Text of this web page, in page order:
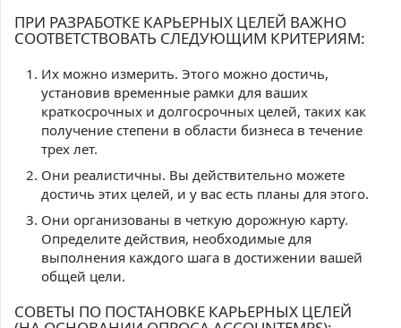
ПРИ РАЗРАБОТКЕ КАРЬЕРНЫХ ЦЕЛЕЙ ВАЖНО
СООТВЕТСТВОВАТЬ СЛЕДУЮЩИМ КРИТЕРИЯМ:
Их можно измерить. Этого можно достичь,
установив временные рамки для ваших
краткосрочных и долгосрочных целей, таких как
получение степени в области бизнеса в течение
трех лет.
Они реалистичны. Вы действительно можете
достичь этих целей, и у вас есть планы для этого.
Они организованы в четкую дорожную карту.
Определите действия, необходимые для
выполнения каждого шага в достижении вашей
общей цели.
СОВЕТЫ ПО ПОСТАНОВКЕ КАРЬЕРНЫХ ЦЕЛЕЙ